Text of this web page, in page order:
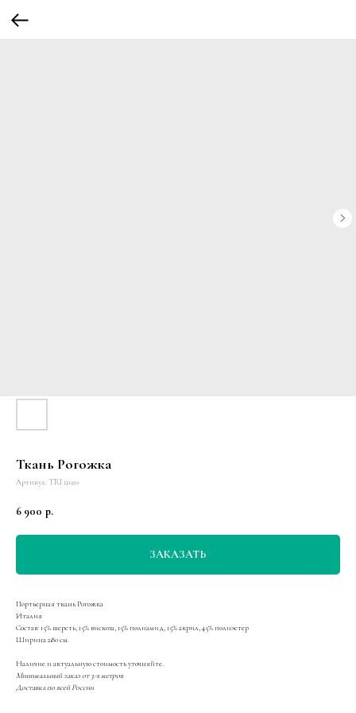
Ткань Рогожка
Артикул:TRI 12020
6 900 р.
ЗАКАЗАТЬ
Портьерная ткань Рогожка
Италия
Состав: 15% шерсть, 15% вискоза, 15% полиамид, 15% акрил, 45% полиэстер
Ширина 280 см.
Наличие и актуальную стоимость уточняйте.
Минимальный заказ от 3-х метров
Доставка по всей России